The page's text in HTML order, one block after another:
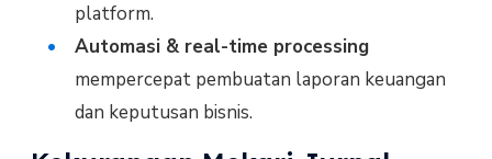
platform.
Automasi & real-time processing
mempercepat pembuatan laporan keuangan
dan keputusan bisnis.